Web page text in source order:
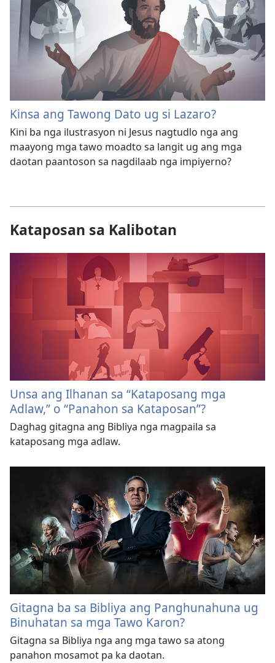
Kinsa ang Tawong Dato ug si Lazaro?
Kini ba nga ilustrasyon ni Jesus nagtudlo nga ang
maayong mga tawo moadto sa langit ug ang mga
daotan paantoson sa nagdilaab nga impiyerno?
Kataposan sa Kalibotan
Unsa ang Ilhanan sa “Kataposang mga
Adlaw,” o “Panahon sa Kataposan”?
Daghag gitagna ang Bibliya nga magpaila sa
kataposang mga adlaw.
Gitagna ba sa Bibliya ang Panghunahuna ug
Binuhatan sa mga Tawo Karon?
Gitagna sa Bibliya nga ang mga tawo sa atong
panahon mosamot pa ka daotan.